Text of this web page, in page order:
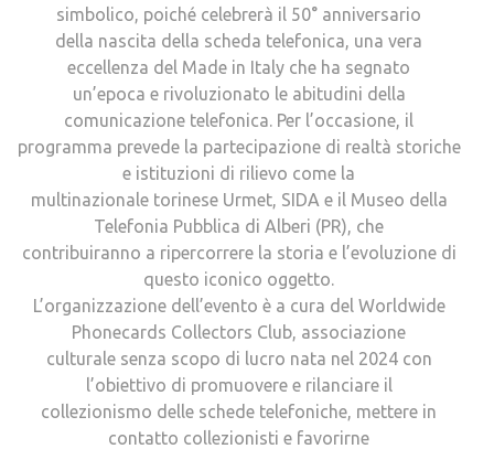
simbolico, poiché celebrerà il 50° anniversario
della nascita della scheda telefonica, una vera
eccellenza del Made in Italy che ha segnato
un’epoca e rivoluzionato le abitudini della
comunicazione telefonica. Per l’occasione, il
programma prevede la partecipazione di realtà storiche
e istituzioni di rilievo come la
multinazionale torinese Urmet, SIDA e il Museo della
Telefonia Pubblica di Alberi (PR), che
contribuiranno a ripercorrere la storia e l’evoluzione di
questo iconico oggetto.
L’organizzazione dell’evento è a cura del Worldwide
Phonecards Collectors Club, associazione
culturale senza scopo di lucro nata nel 2024 con
l’obiettivo di promuovere e rilanciare il
collezionismo delle schede telefoniche, mettere in
contatto collezionisti e favorirne